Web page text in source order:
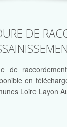
DE
de
en
Loire Layon